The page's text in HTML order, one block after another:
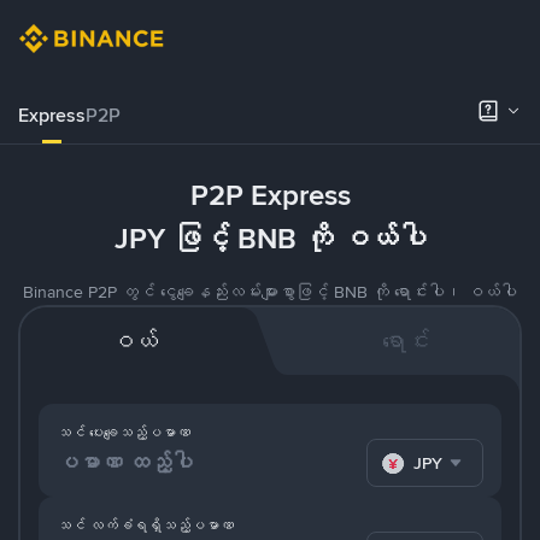
ExpressP2P
P2P Express
JPY ဖြင့် BNB ကို ဝယ်ပါ
Binance P2P တွင် ငွေချေနည်းလမ်းများစွာဖြင့် BNB ကို ရောင်းပါ၊ ဝယ်ပါ
ဝယ် ရောင်း
သင် ပေးချေသည့်ပမာဏ
JPY
သင် လက်ခံရရှိသည့်ပမာဏ